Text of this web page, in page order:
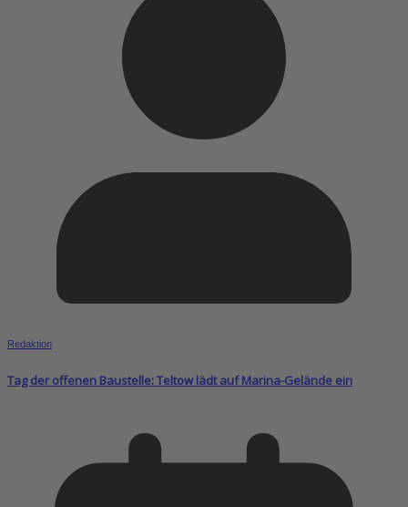
Redaktion
Tag der offenen Baustelle: Teltow lädt auf Marina-Gelände ein